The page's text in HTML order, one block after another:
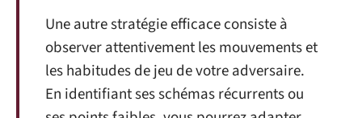
Une autre stratégie efficace consiste à
observer attentivement les mouvements et
les habitudes de jeu de votre adversaire.
En identifiant ses schémas récurrents ou